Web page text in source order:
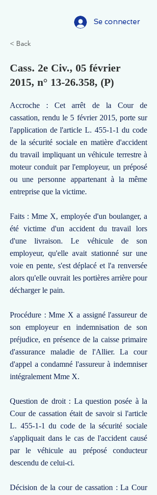
Se connecter
< Back
Cass. 2e Civ., 05 février
2015, n° 13-26.358, (P)
Accroche : Cet arrêt de la Cour de
cassation, rendu le 5 février 2015, porte sur
l'application de l'article L. 455-1-1 du code
de la sécurité sociale en matière d'accident
du travail impliquant un véhicule terrestre à
moteur conduit par l'employeur, un préposé
ou une personne appartenant à la même
entreprise que la victime.
Faits : Mme X, employée d'un boulanger, a
été victime d'un accident du travail lors
d'une livraison. Le véhicule de son
employeur, qu'elle avait stationné sur une
voie en pente, s'est déplacé et l'a renversée
alors qu'elle ouvrait les portières arrière pour
décharger le pain.
Procédure : Mme X a assigné l'assureur de
son employeur en indemnisation de son
préjudice, en présence de la caisse primaire
d'assurance maladie de l'Allier. La cour
d'appel a condamné l'assureur à indemniser
intégralement Mme X.
Question de droit : La question posée à la
Cour de cassation était de savoir si l'article
L. 455-1-1 du code de la sécurité sociale
s'appliquait dans le cas de l'accident causé
par le véhicule au préposé conducteur
descendu de celui-ci.
Décision de la cour de cassation : La Cour